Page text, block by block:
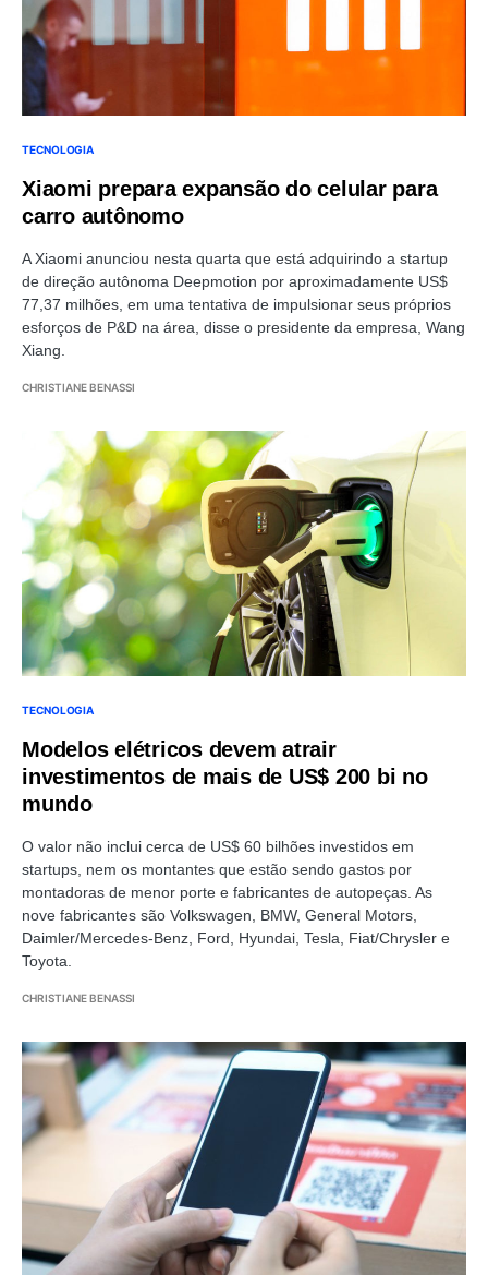
TECNOLOGIA
Xiaomi prepara expansão do celular para
carro autônomo
A Xiaomi anunciou nesta quarta que está adquirindo a startup
de direção autônoma Deepmotion por aproximadamente US$
77,37 milhões, em uma tentativa de impulsionar seus próprios
esforços de P&D na área, disse o presidente da empresa, Wang
Xiang.
CHRISTIANE BENASSI
TECNOLOGIA
Modelos elétricos devem atrair
investimentos de mais de US$ 200 bi no
mundo
O valor não inclui cerca de US$ 60 bilhões investidos em
startups, nem os montantes que estão sendo gastos por
montadoras de menor porte e fabricantes de autopeças. As
nove fabricantes são Volkswagen, BMW, General Motors,
Daimler/Mercedes-Benz, Ford, Hyundai, Tesla, Fiat/Chrysler e
Toyota.
CHRISTIANE BENASSI